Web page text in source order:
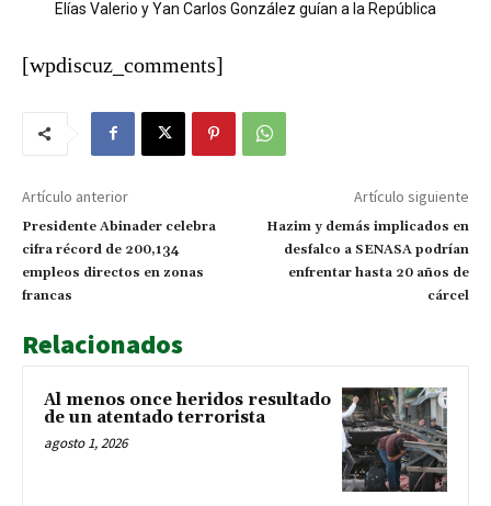
Elías Valerio y Yan Carlos González guían a la República
Ladrones cargan con más de RD$100 mil y equipos de un
[wpdiscuz_comments]
Artículo anterior
Presidente Abinader celebra
cifra récord de 200,134
empleos directos en zonas
francas
Artículo siguiente
Hazim y demás implicados en
desfalco a SENASA podrían
enfrentar hasta 20 años de
cárcel
Relacionados
Al menos once heridos resultado
de un atentado terrorista
agosto 1, 2026